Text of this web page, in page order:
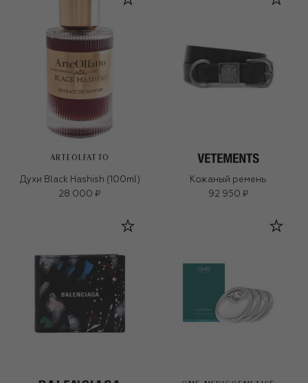
ARTEOLFATTO
Духи Black Hashish (100ml)
28 000 ₽
Кожаный ремень
92 950 ₽